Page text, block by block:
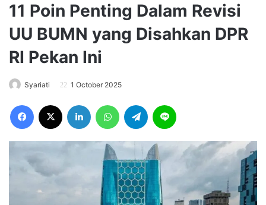
11 Poin Penting Dalam Revisi
UU BUMN yang Disahkan DPR
RI Pekan Ini
Syariati 1 October 2025
Facebook LinkedIn WhatsAppTelegram